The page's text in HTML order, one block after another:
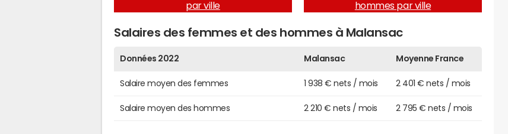
par ville
hommes par ville
Salaires des femmes et des hommes à Malansac
Données 2022 Malansac Moyenne France
Salaire moyen des femmes 1 938 € nets / mois 2 401 € nets / mois
Salaire moyen des hommes 2 210 € nets / mois 2 795 € nets / mois